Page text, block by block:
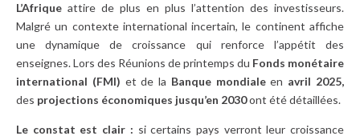
L’Afrique attire de plus en plus l’attention des investisseurs.
Malgré un contexte international incertain, le continent affiche
une dynamique de croissance qui renforce l’appétit des
enseignes. Lors des Réunions de printemps du Fonds monétaire
international (FMI) et de la Banque mondialeen avril 2025,
des projections économiques jusqu’en 2030ont été détaillées.
Le constat est clair : si certains pays verront leur croissance